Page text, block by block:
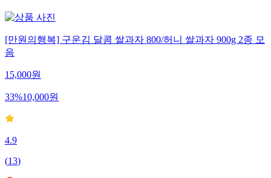
[만원의행복] 구운김 달콤 쌀과자 800/허니 쌀과자 900g 2종 모
음
15,000원
33%10,000원
4.9
(13)